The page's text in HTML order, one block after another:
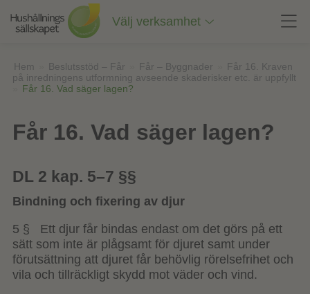
innehåll
Välj verksamhet
Hem Beslutsstöd – Får Får – Byggnader
Får 16. Kraven
på inredningens utformning avseende skaderisker etc. är uppfyllt
Får 16. Vad säger lagen?
Får 16. Vad säger lagen?
DL 2 kap. 5–7 §§
Bindning och fixering av djur
5 § Ett djur får bindas endast om det görs på ett
sätt som inte är plågsamt för djuret samt under
förutsättning att djuret får behövlig rörelsefrihet och
vila och tillräckligt skydd mot väder och vind.